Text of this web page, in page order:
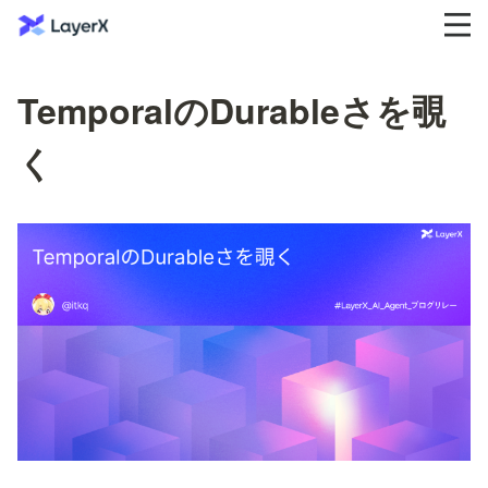
TemporalのDurableさを覗
く